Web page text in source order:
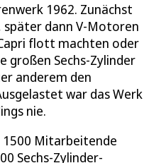
1962. Zunächst
später dann V-Motoren
flott machten oder
großen Sechs-Zylinder
anderem den
war das Werk
nie.
Mitarbeitende
Sechs-Zylinder-